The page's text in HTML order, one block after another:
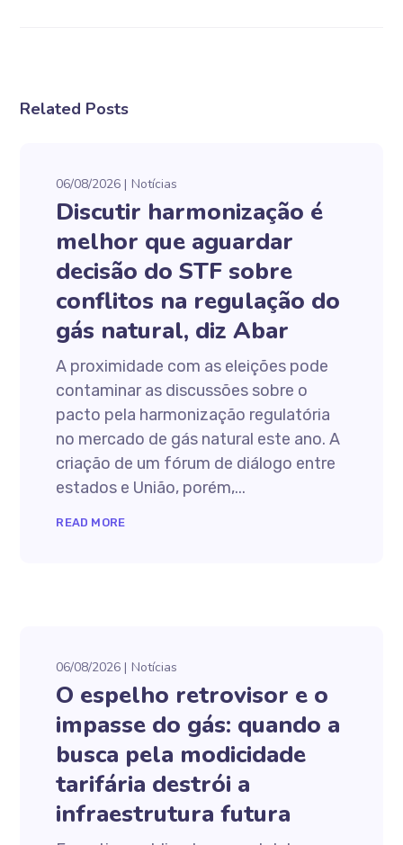
Related Posts
06/08/2026 Notícias
Discutir harmonização é
melhor que aguardar
decisão do STF sobre
conflitos na regulação do
gás natural, diz Abar
A proximidade com as eleições pode
contaminar as discussões sobre o
pacto pela harmonização regulatória
no mercado de gás natural este ano. A
criação de um fórum de diálogo entre
estados e União, porém,...
READ MORE
06/08/2026 Notícias
O espelho retrovisor e o
impasse do gás: quando a
busca pela modicidade
tarifária destrói a
infraestrutura futura